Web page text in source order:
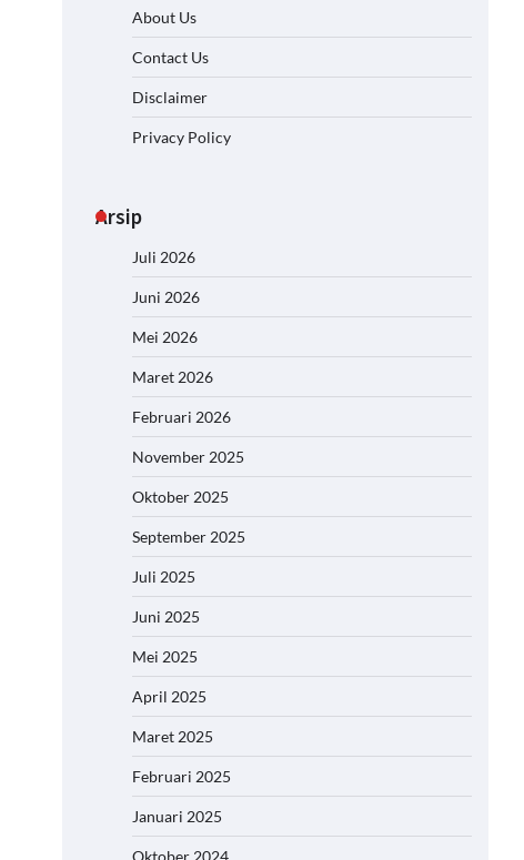
About Us
Contact Us
Disclaimer
Privacy Policy
Arsip
Juli 2026
Juni 2026
Mei 2026
Maret 2026
Februari 2026
November 2025
Oktober 2025
September 2025
Juli 2025
Juni 2025
Mei 2025
April 2025
Maret 2025
Februari 2025
Januari 2025
Oktober 2024